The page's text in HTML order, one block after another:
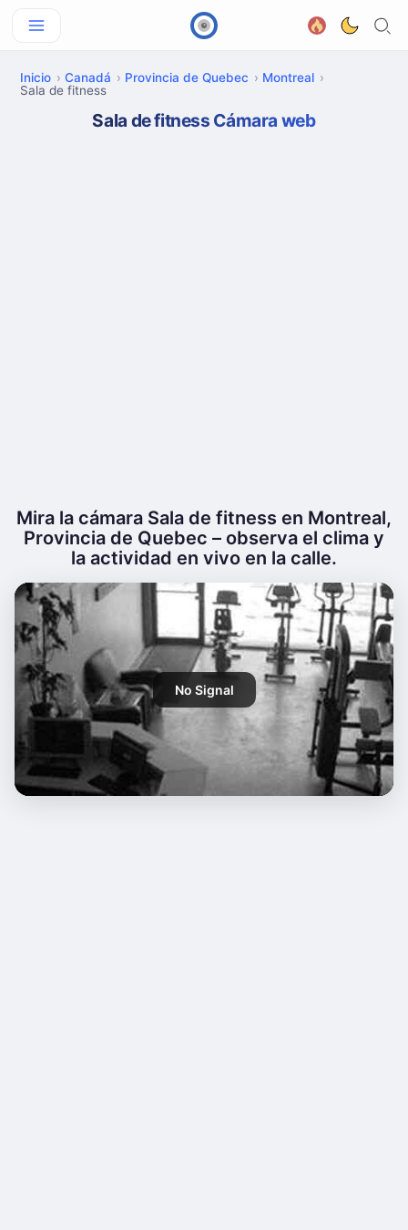
Inicio Canadá Provincia de Quebec
Montreal
Sala de fitness
Sala de fitness Cámara web
Mira la cámara Sala de fitness en Montreal,
Provincia de Quebec – observa el clima y
la actividad en vivo en la calle.
No Signal